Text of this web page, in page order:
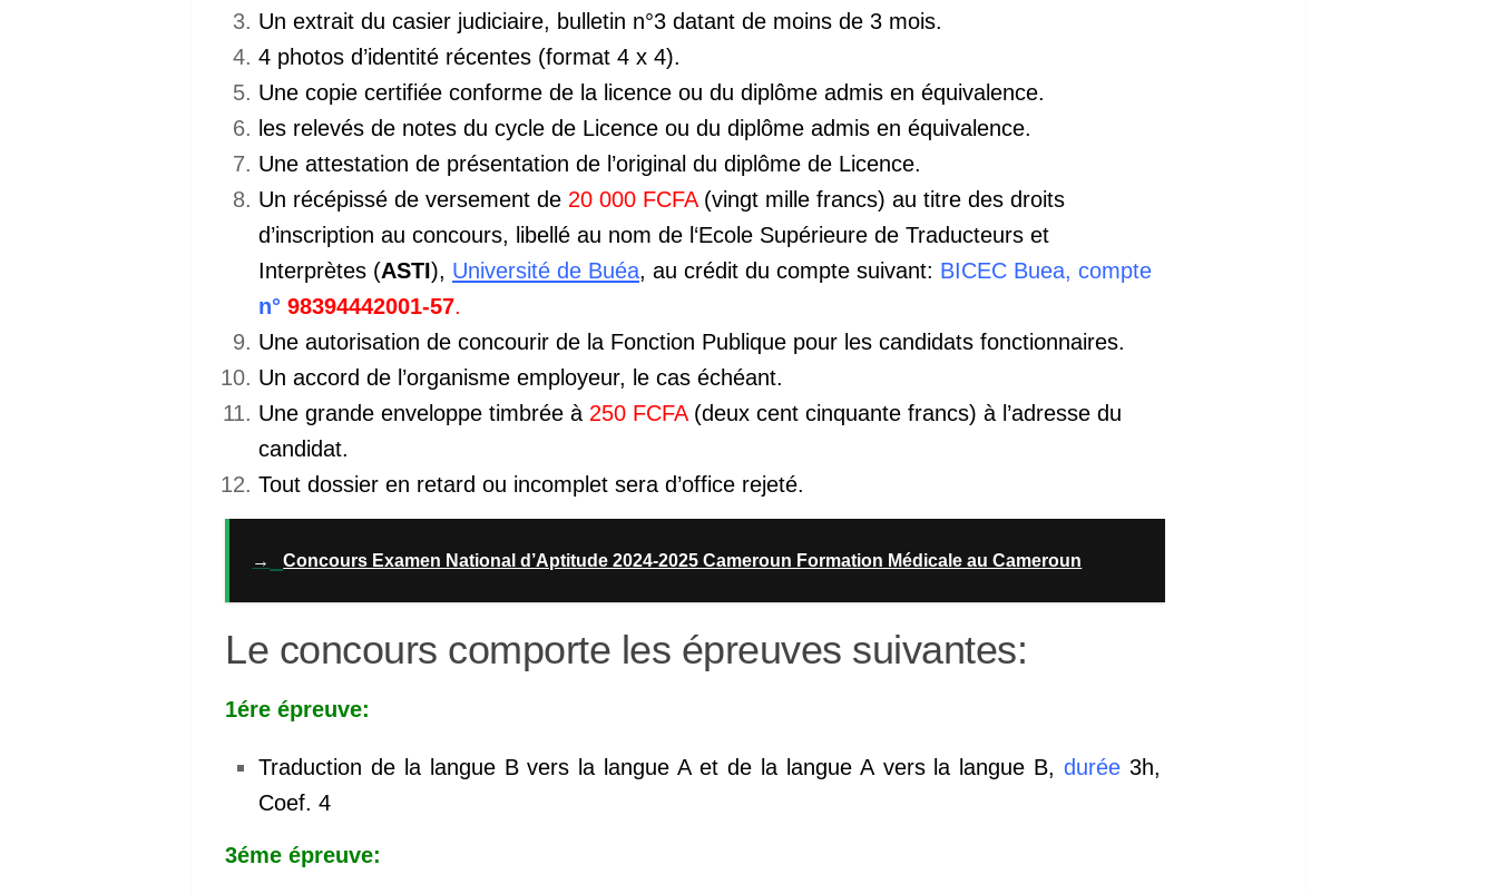
Un extrait du casier judiciaire, bulletin n°3 datant de moins de 3 mois.
4 photos d’identité récentes (format 4 x 4).
Une copie certifiée conforme de la licence ou du diplôme admis en équivalence.
les relevés de notes du cycle de Licence ou du diplôme admis en équivalence.
Une attestation de présentation de l’original du diplôme de Licence.
Un récépissé de versement de 20 000 FCFA(vingt mille francs) au titre des droits
d’inscription au concours, libellé au nom de l‘Ecole Supérieure de Traducteurs et
Interprètes (ASTI), Université de Buéa, au crédit du compte suivant: BICEC Buea, compte
n° 98394442001-57.
Une autorisation de concourir de la Fonction Publique pour les candidats fonctionnaires.
Un accord de l’organisme employeur, le cas échéant.
Une grande enveloppe timbrée à 250 FCFA(deux cent cinquante francs) à l’adresse du
candidat.
Tout dossier en retard ou incomplet sera d’office rejeté.
→ Concours Examen National d’Aptitude 2024-2025 Cameroun Formation Médicale au Cameroun
Le concours comporte les épreuves suivantes:
1ére épreuve:
Traduction de la langue B vers la langue A et de la langue A vers la langue B,durée 3h,
Coef. 4
3éme épreuve: